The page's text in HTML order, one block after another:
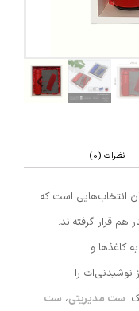
نظرات (0)
انتخاب‌هایی است که
قرار گرفته‌اند.
کاغذها و
نوشیدنی‌ات را
ست مدیریتی، ست